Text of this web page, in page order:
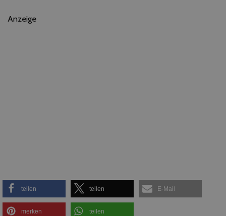
Anzeige
teilen teilen E-Mail
merken teilen